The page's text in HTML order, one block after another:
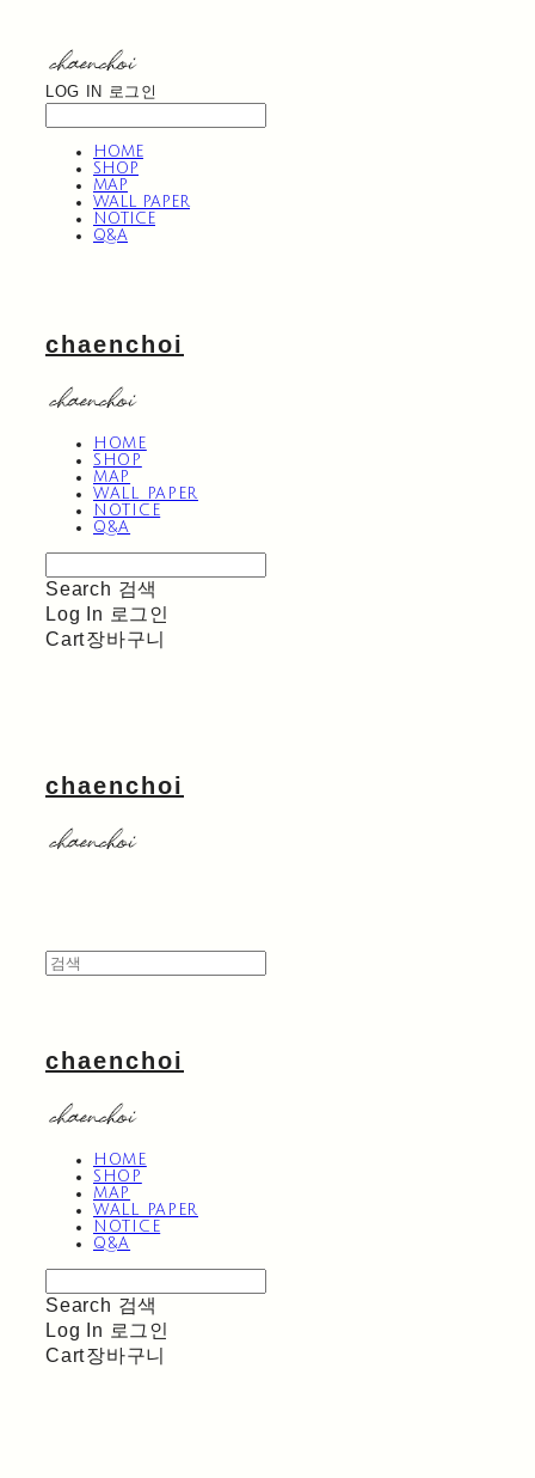
LOG IN 로그인
HOME
SHOP
MAP
WALL PAPER
NOTICE
Q&A
chaenchoi
HOME
SHOP
MAP
WALL PAPER
NOTICE
Q&A
Search 검색
Log In 로그인
Cart장바구니
chaenchoi
chaenchoi
HOME
SHOP
MAP
WALL PAPER
NOTICE
Q&A
Search 검색
Log In 로그인
Cart장바구니